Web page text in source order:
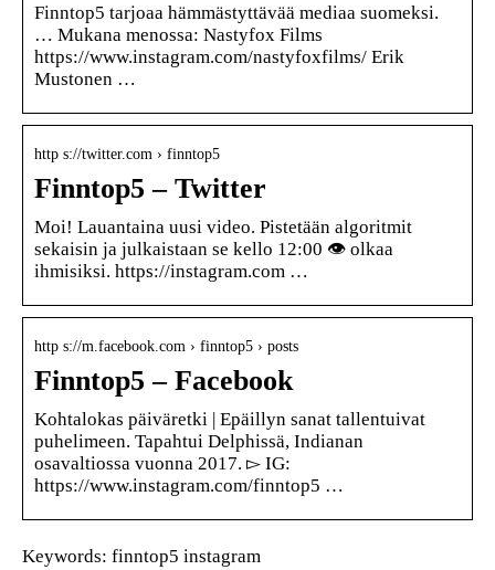
Finntop5 tarjoaa hämmästyttävää mediaa suomeksi.
… Mukana menossa: Nastyfox Films
https://www.instagram.com/nastyfoxfilms/ Erik
Mustonen …
http s://twitter.com › finntop5
Finntop5 – Twitter
Moi! Lauantaina uusi video. Pistetään algoritmit
sekaisin ja julkaistaan se kello 12:00 👁️ olkaa
ihmisiksi. https://instagram.com …
http s://m.facebook.com › finntop5 › posts
Finntop5 – Facebook
Kohtalokas päiväretki | Epäillyn sanat tallentuivat
puhelimeen. Tapahtui Delphissä, Indianan
osavaltiossa vuonna 2017. ▻ IG:
https://www.instagram.com/finntop5 …
Keywords: finntop5 instagram